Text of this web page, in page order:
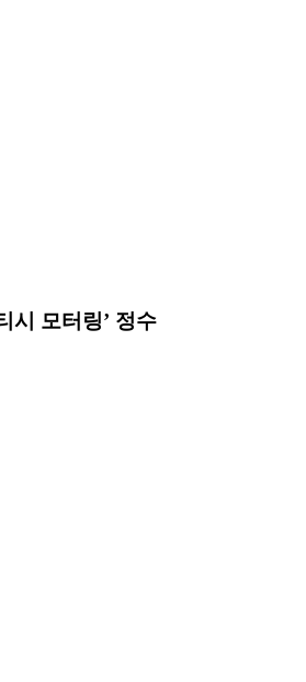
시 모터링’ 정수